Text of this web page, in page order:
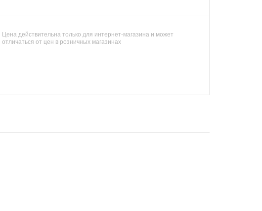
Цена действительна только для интернет-магазина и может
отличаться от цен в розничных магазинах